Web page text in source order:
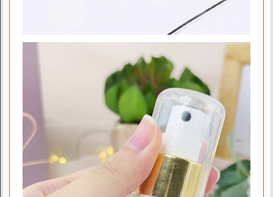
素食分類說明
訂單/配送進度查詢
運費如何計算
訂購說明
發票問題
海外訂購辦法